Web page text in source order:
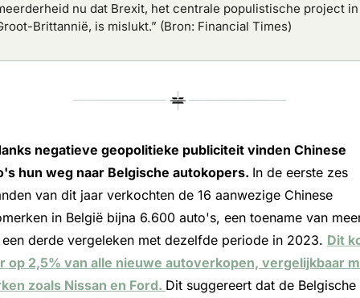
nu dat Brexit, het centrale populistische project in
Brittannië, is mislukt.” (Bron: Financial Times)
negatieve geopolitieke publiciteit vinden Chinese
hun weg naar Belgische autokopers. In de eerste zes
van dit jaar verkochten de 16 aanwezige Chinese
in België bijna 6.600 auto's, een toename van
derde vergeleken met dezelfde periode in 2023. Dit
op 2,5% van alle nieuwe autoverkopen, vergelijkbaar
zoals Nissan en Ford. Dit suggereert dat de Belgische